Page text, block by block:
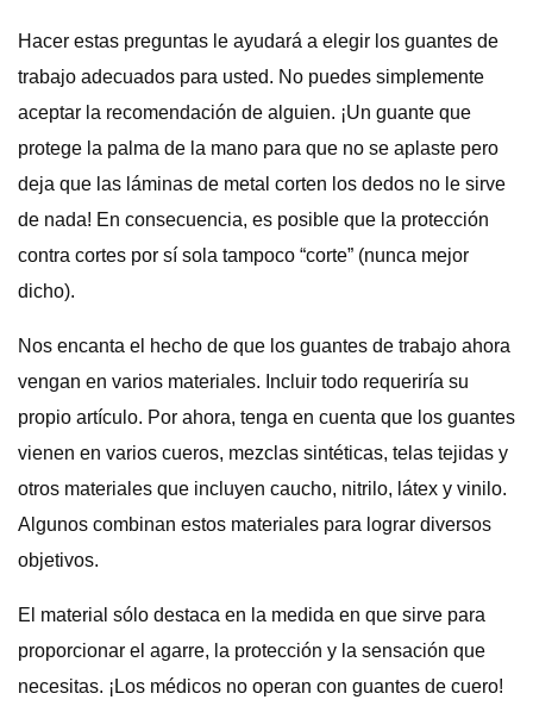
Hacer estas preguntas le ayudará a elegir los guantes de
trabajo adecuados para usted. No puedes simplemente
aceptar la recomendación de alguien. ¡Un guante que
protege la palma de la mano para que no se aplaste pero
deja que las láminas de metal corten los dedos no le sirve
de nada! En consecuencia, es posible que la protección
contra cortes por sí sola tampoco “corte” (nunca mejor
dicho).
Nos encanta el hecho de que los guantes de trabajo ahora
vengan en varios materiales. Incluir todo requeriría su
propio artículo. Por ahora, tenga en cuenta que los guantes
vienen en varios cueros, mezclas sintéticas, telas tejidas y
otros materiales que incluyen caucho, nitrilo, látex y vinilo.
Algunos combinan estos materiales para lograr diversos
objetivos.
El material sólo destaca en la medida en que sirve para
proporcionar el agarre, la protección y la sensación que
necesitas. ¡Los médicos no operan con guantes de cuero!